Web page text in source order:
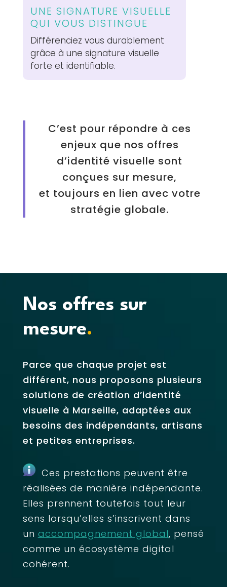
UNE SIGNATURE VISUELLE
QUI VOUS DISTINGUE
Différenciez vous durablement
grâce à une signature visuelle
forte et identifiable.
C’est pour répondre à ces
enjeux que nos offres
d’identité visuelle sont
conçues sur mesure,
et toujours en lien avec votre
stratégie globale.
Nos offres sur
mesure.
Parce que chaque projet est
différent, nous proposons plusieurs
solutions de création d’identité
visuelle à Marseille, adaptées aux
besoins des indépendants, artisans
et petites entreprises.
Ces prestations peuvent être
réalisées de manière indépendante.
Elles prennent toutefois tout leur
sens lorsqu’elles s’inscrivent dans
un accompagnement global, pensé
comme un écosystème digital
cohérent.